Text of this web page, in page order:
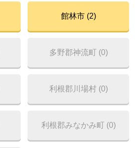
館林市 (2)
多野郡神流町 (0)
利根郡川場村 (0)
利根郡みなかみ町 (0)